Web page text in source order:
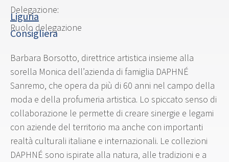
Delegazione:
Liguria
Ruolo delegazione
Consigliera
Barbara Borsotto, direttrice artistica insieme alla
sorella Monica dell’azienda di famiglia DAPHNÉ
Sanremo, che opera da più di 60 anni nel campo della
moda e della profumeria artistica. Lo spiccato senso di
collaborazione le permette di creare sinergie e legami
con aziende del territorio ma anche con importanti
realtà culturali italiane e internazionali. Le collezioni
DAPHNÉ sono ispirate alla natura, alle tradizioni e a